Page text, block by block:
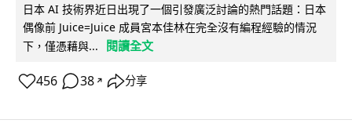
日本 AI 技術界近日出現了一個引發廣泛討論的熱門話題：日本
偶像前 Juice=Juice 成員宮本佳林在完全沒有編程經驗的情況
下，僅憑藉與...
閱讀全文
456 38 ↗ 分享